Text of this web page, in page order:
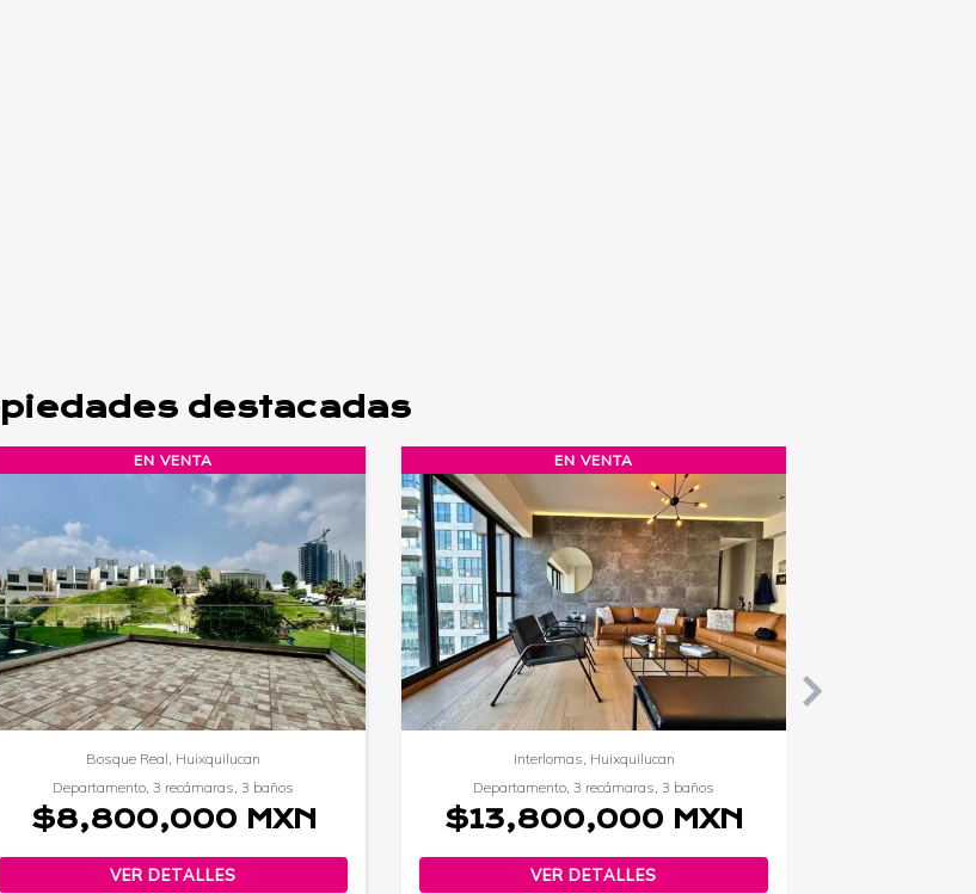
destacadas
EN VENTA
Interlomas, Huixquilucan
3 recámaras, 3 baños
MXN
VER DETALLES
Roma Norte, Cuauhtémoc
Departamento, 1 recámara, 1 baño
$3,680,201 MXN
VER DETALLES